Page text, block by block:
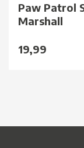
Paw Patrol
Marshall
19,99